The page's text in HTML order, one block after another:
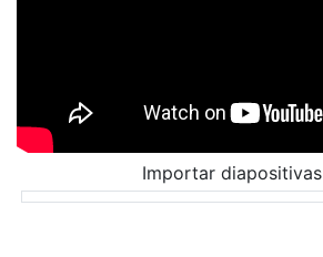
Importar diapositivas